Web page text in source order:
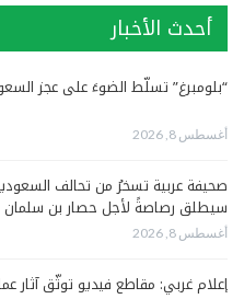
أحدث الأخبار
“بلومبرغ” تسلّط الضوءَ على عجز
أغسطس 8, 2026
صحيفة عربية تسخرُ من تحالف
سيطلق رصاصةً لأجل حصار بن سلمان
أغسطس 8, 2026
إعلام غربي: مقاطع فيديو توثّق آثار